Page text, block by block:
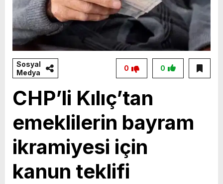
Sosyal
Medya
0
0
CHP’li Kılıç’tan
emeklilerin bayram
ikramiyesi için
kanun teklifi